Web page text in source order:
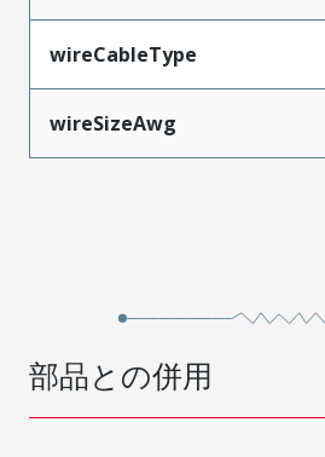
wireCableType
wireSizeAwg
部品との併用